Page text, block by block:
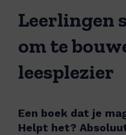
Leerlingen
om te
leesplezier
Een boek dat je
Helpt het?